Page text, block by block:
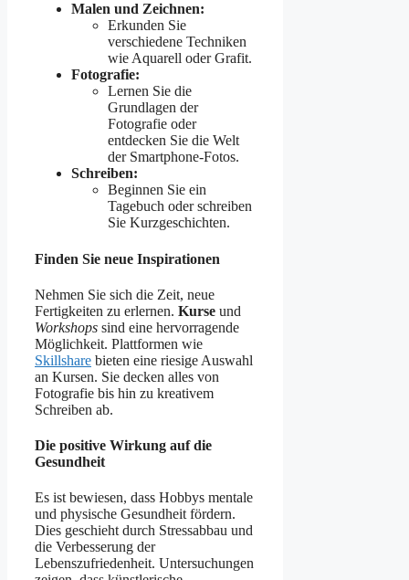
Malen und Zeichnen:
Erkunden Sie
verschiedene Techniken
wie Aquarell oder Grafit.
Fotografie:
Lernen Sie die
Grundlagen der
Fotografie oder
entdecken Sie die Welt
der Smartphone-Fotos.
Schreiben:
Beginnen Sie ein
Tagebuch oder schreiben
Sie Kurzgeschichten.
Finden Sie neue Inspirationen
Nehmen Sie sich die Zeit, neue
Fertigkeiten zu erlernen. Kurse und
Workshops sind eine hervorragende
Möglichkeit. Plattformen wie
Skillshare bieten eine riesige Auswahl
an Kursen. Sie decken alles von
Fotografie bis hin zu kreativem
Schreiben ab.
Die positive Wirkung auf die
Gesundheit
Es ist bewiesen, dass Hobbys mentale
und physische Gesundheit fördern.
Dies geschieht durch Stressabbau und
die Verbesserung der
Lebenszufriedenheit. Untersuchungen